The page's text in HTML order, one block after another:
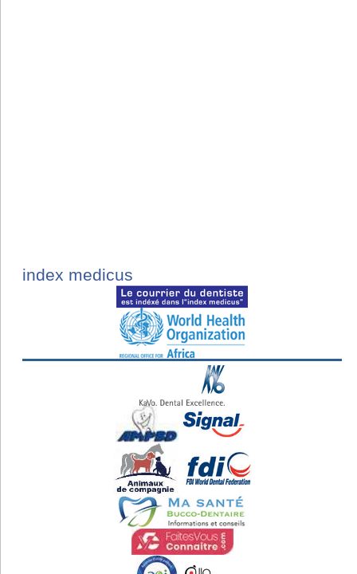
index medicus